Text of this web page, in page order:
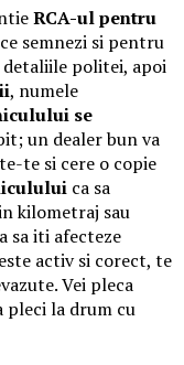
RCA-ul pentru
semnezi si pentru
detaliile politei, apoi
, numele
se
un dealer bun va
te si cere o copie
ca sa
kilometraj sau
sa iti afecteze
activ si corect, te
Vei pleca
pleci la drum cu